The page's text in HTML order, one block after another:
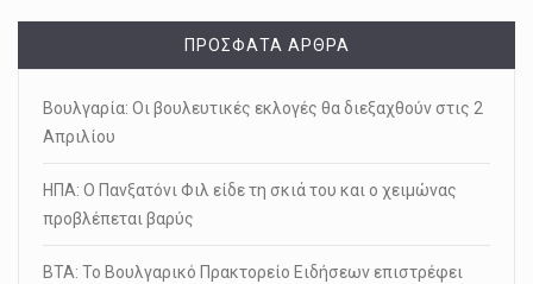
ΠΡΌΣΦΑΤΑ ΆΡΘΡΑ
Βουλγαρία: Οι βουλευτικές εκλογές θα διεξαχθούν στις 2
Απριλίου
ΗΠΑ: Ο Πανξατόνι Φιλ είδε τη σκιά του και ο χειμώνας
προβλέπεται βαρύς
ΒΤΑ: Το Βουλγαρικό Πρακτορείο Ειδήσεων επιστρέφει